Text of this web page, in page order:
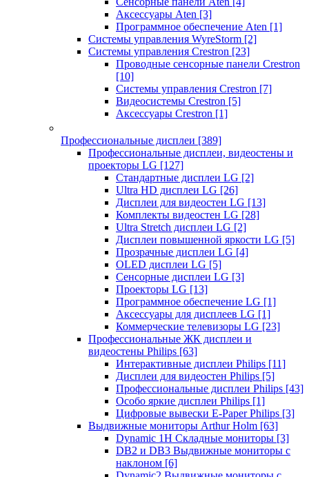
Аксессуары Aten [3]
Программное обеспечение Aten [1]
Системы управления WyreStorm [2]
Системы управления Crestron [23]
Проводные сенсорные панели Crestron
[10]
Системы управления Crestron [7]
Видеосистемы Crestron [5]
Аксессуары Crestron [1]
Профессиональные дисплеи [389]
Профессиональные дисплеи, видеостены и
проекторы LG [127]
Стандартные дисплеи LG [2]
Ultra HD дисплеи LG [26]
Дисплеи для видеостен LG [13]
Комплекты видеостен LG [28]
Ultra Stretch дисплеи LG [2]
Дисплеи повышенной яркости LG [5]
Прозрачные дисплеи LG [4]
OLED дисплеи LG [5]
Сенсорные дисплеи LG [3]
Проекторы LG [13]
Программное обеспечение LG [1]
Аксессуары для дисплеев LG [1]
Коммерческие телевизоры LG [23]
Профессиональные ЖК дисплеи и
видеостены Philips [63]
Интерактивные дисплеи Philips [11]
Дисплеи для видеостен Philips [5]
Профессиональные дисплеи Philips [43]
Особо яркие дисплеи Philips [1]
Цифровые вывески E-Paper Philips [3]
Выдвижные мониторы Arthur Holm [63]
Dynamic 1Н Складные мониторы [3]
DB2 и DB3 Выдвижные мониторы с
наклоном [6]